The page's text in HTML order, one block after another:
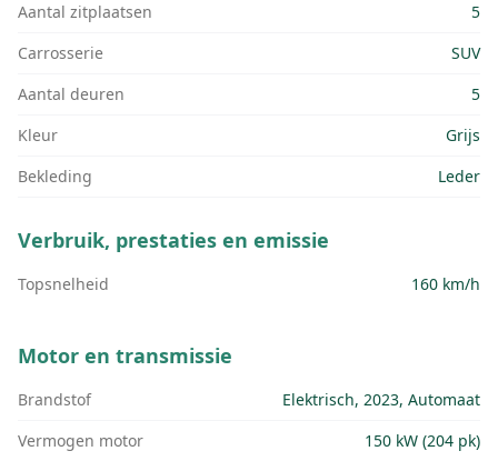
Aantal zitplaatsen
5
Carrosserie
SUV
Aantal deuren
5
Kleur
Grijs
Bekleding
Leder
Verbruik, prestaties en emissie
Topsnelheid 160 km/h
Motor en transmissie
Brandstof
Elektrisch, 2023, Automaat
Vermogen motor
150 kW (204 pk)